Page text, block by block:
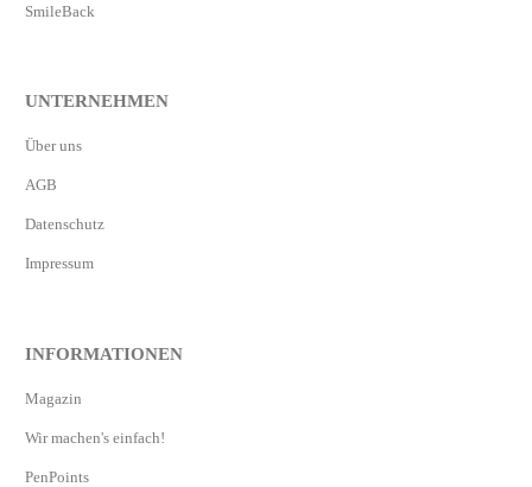
SmileBack
UNTERNEHMEN
Über uns
AGB
Datenschutz
Impressum
INFORMATIONEN
Magazin
Wir machen's einfach!
PenPoints